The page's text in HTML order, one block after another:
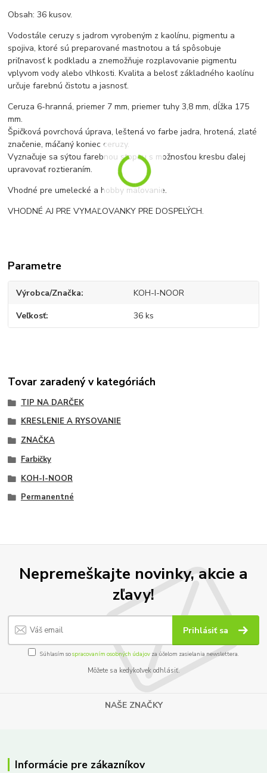
Obsah: 36 kusov.
Vodostále ceruzy s jadrom vyrobeným z kaolínu, pigmentu a
spojiva, ktoré sú preparované mastnotou a tá spôsobuje
priľnavosť k podkladu a znemožňuje rozplavovanie pigmentu
vplyvom vody alebo vlhkosti. Kvalita a belosť základného kaolínu
určuje farebnú čistotu a jasnosť.
Ceruza 6-hranná, priemer 7 mm, priemer tuhy 3,8 mm, dĺžka 175
mm.
Špičková povrchová úprava, leštená vo farbe jadra, hrotená, zlaté
značenie, máčaný koniec ceruzy.
Vyznačuje sa sýtou farebnou stopou s možnosťou kresbu ďalej
upravovať roztieraním.
Vhodné pre umelecké a hobby maľovanie.
VHODNÉ AJ PRE VYMAĽOVANKY PRE DOSPELÝCH.
Parametre
Výrobca/Značka KOH-I-NOOR
Veľkosť 36 ks
Tovar zaradený v kategóriách
TIP NA DARČEK
KRESLENIE A RYSOVANIE
ZNAČKA
Farbičky
KOH-I-NOOR
Permanentné
Nepremeškajte novinky, akcie a
zľavy!
Prihlásiť sa
Súhlasím sospracovaním osobných údajov za účelom zasielania newslettera.
Môžete sa kedykoľvek odhlásiť.
NAŠE ZNAČKY
Informácie pre zákazníkov